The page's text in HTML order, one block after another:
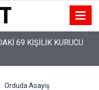
69 KİŞİLİK KURUCU
Orduda Asayiş